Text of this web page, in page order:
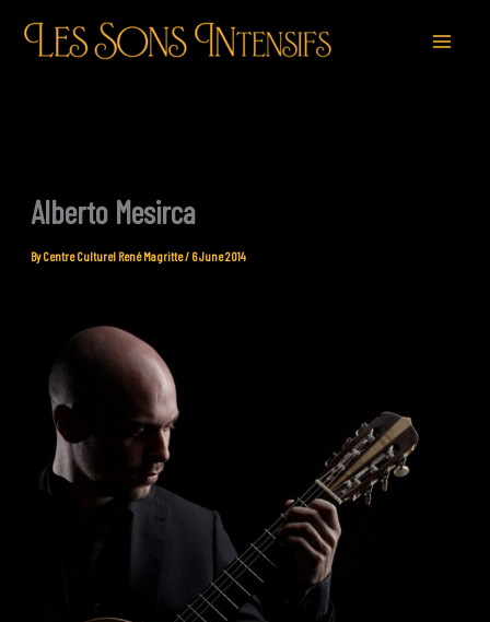
Alberto Mesirca
ByCentre Culturel René Magritte/ 6 June 2014